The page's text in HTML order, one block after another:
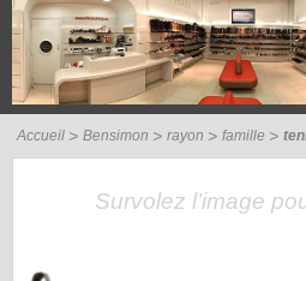
Accueil Bensimon rayon famille
Survolez l’image